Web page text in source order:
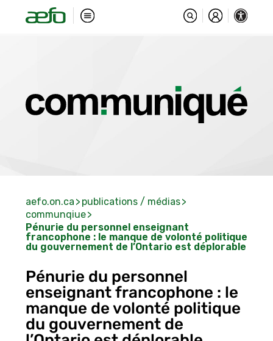
aefo.on.ca
publications / médias
communqiue
Pénurie du personnel enseignant
francophone : le manque de volonté politique
du gouvernement de l’Ontario est déplorable
Pénurie du personnel
enseignant francophone : le
manque de volonté politique
du gouvernement de